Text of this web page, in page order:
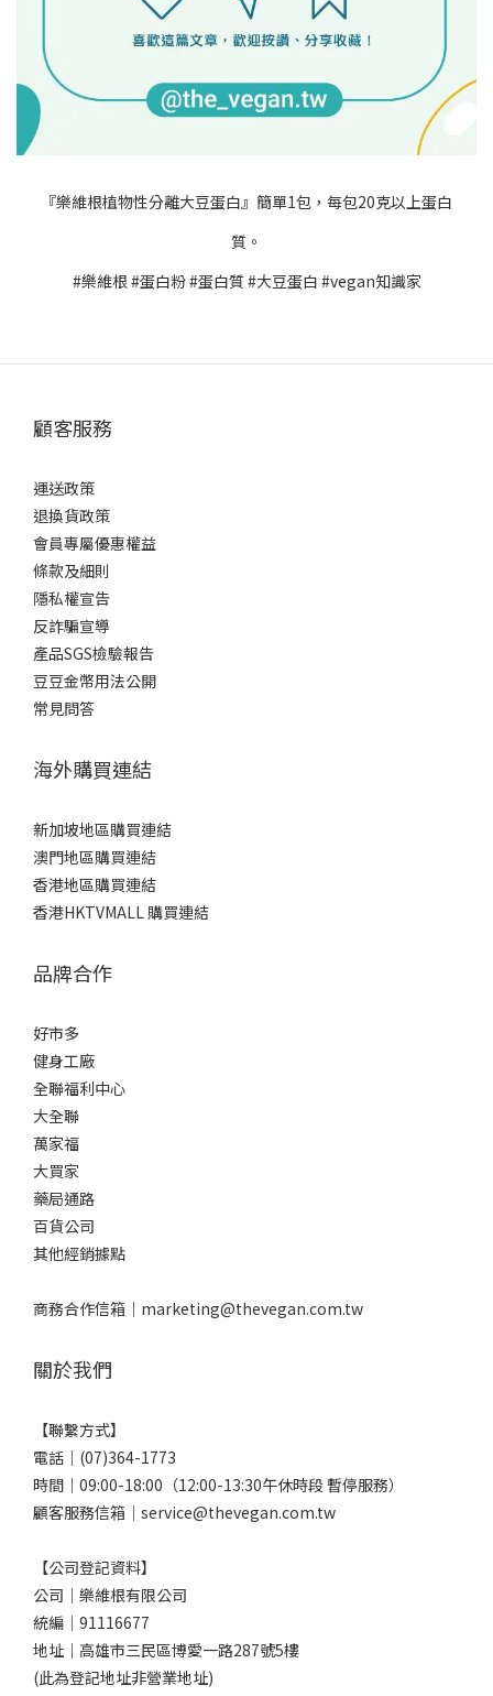
『樂維根植物性分離大豆蛋白』 簡單1包， 每包20克以上蛋白
質。
#樂維根 #蛋白粉 #蛋白質 #大豆蛋白 #vegan知識家
顧客服務
運送政策
退換貨政策
會員專屬優惠權益
條款及細則
隱私權宣告
反詐騙宣導
產品SGS檢驗報告
豆豆金幣用法公開
常見問答
海外購買連結
新加坡地區購買連結
澳門地區購買連結
香港地區購買連結
香港HKTVMALL 購買連結
品牌合作
好市多
健身工廠
全聯福利中心
大全聯
萬家福
大買家
藥局通路
百貨公司
其他經銷據點
商務合作信箱｜ marketing@thevegan.com.tw
關於我們
【聯繫方式】
電話｜(07)364-1773
時間｜09:00-18:00（12:00-13:30午休時段 暫停服務）
顧客服務信箱｜service@thevegan.com.tw
【公司登記資料】
公司｜樂維根有限公司
統編｜91116677
地址｜高雄市三民區博愛一路287號5樓
(此為登記地址非營業地址)